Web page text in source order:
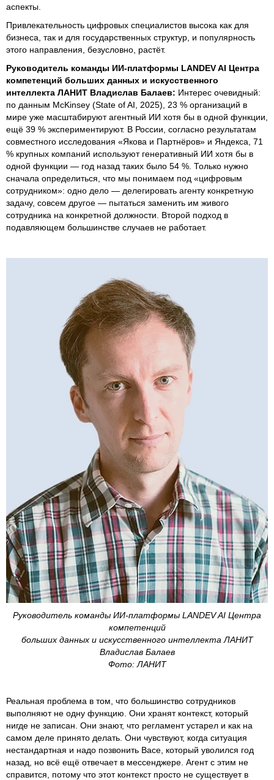
аспекты.
Привлекательность цифровых специалистов высока как для
бизнеса, так и для государственных структур, и популярность
этого направления, безусловно, растёт.
Руководитель команды ИИ-платформы LANDEV AI Центра
компетенций больших данных и искусственного
интеллекта ЛАНИТ Владислав Балаев: Интерес очевидный:
по данным McKinsey (State of AI, 2025), 23 % организаций в
мире уже масштабируют агентный ИИ хотя бы в одной функции,
ещё 39 % экспериментируют. В России, согласно результатам
совместного исследования «Якова и Партнёров» и Яндекса, 71
% крупных компаний используют генеративный ИИ хотя бы в
одной функции — год назад таких было 54 %. Только нужно
сначала определиться, что мы понимаем под «цифровым
сотрудником»: одно дело — делегировать агенту конкретную
задачу, совсем другое — пытаться заменить им живого
сотрудника на конкретной должности. Второй подход в
подавляющем большинстве случаев не работает.
Руководитель команды ИИ-платформы LANDEV AI Центра
компетенций
больших данных и искусственного интеллекта ЛАНИТ
Владислав Балаев
Фото: ЛАНИТ
Реальная проблема в том, что большинство сотрудников
выполняют не одну функцию. Они хранят контекст, который
нигде не записан. Они знают, что регламент устарел и как на
самом деле принято делать. Они чувствуют, когда ситуация
нестандартная и надо позвонить Васе, который уволился год
назад, но всё ещё отвечает в мессенджере. Агент с этим не
справится, потому что этот контекст просто не существует в